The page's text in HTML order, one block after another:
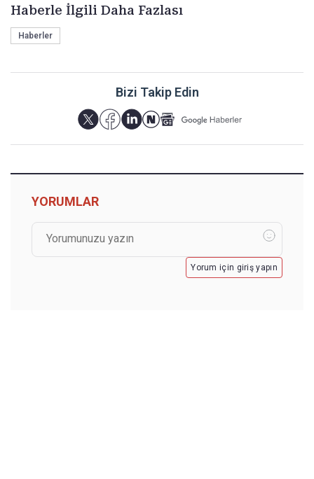
Haberle İlgili Daha Fazlası
Haberler
Bizi Takip Edin
YORUMLAR
Yorum için giriş yapın